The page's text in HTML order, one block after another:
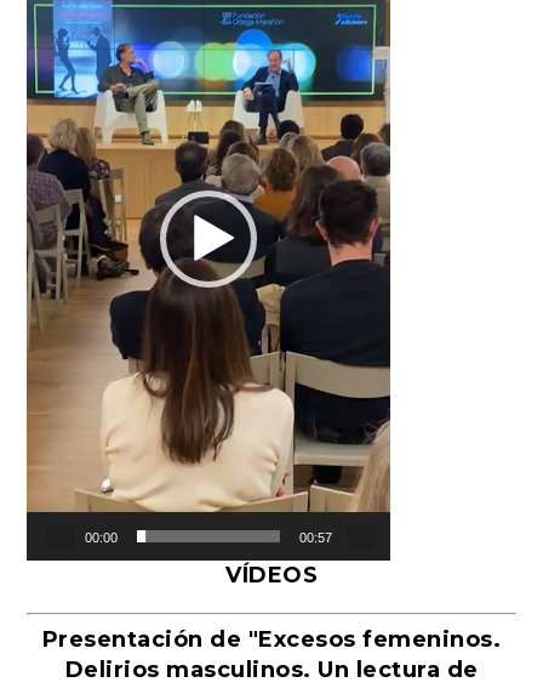
00:00 00:57
VÍDEOS
Presentación de "Excesos femeninos.
Delirios masculinos. Un lectura de